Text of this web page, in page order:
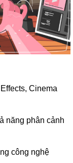
Cinema
năng phân cảnh
công nghệ